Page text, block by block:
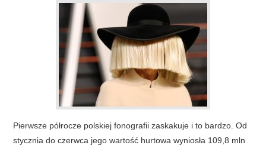
Pierwsze półrocze polskiej fonografii zaskakuje i to bardzo. Od
stycznia do czerwca jego wartość hurtowa wyniosła 109,8 mln